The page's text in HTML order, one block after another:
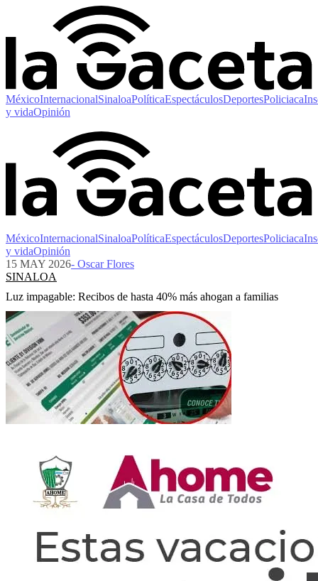
MéxicoInternacionalSinaloaPolíticaEspectáculosDeportesPoliciaca
y vidaOpinión
MéxicoInternacionalSinaloaPolíticaEspectáculosDeportesPoliciaca
y vidaOpinión
15 MAY 2026- Oscar Flores
SINALOA
Luz impagable: Recibos de hasta 40% más ahogan a familias